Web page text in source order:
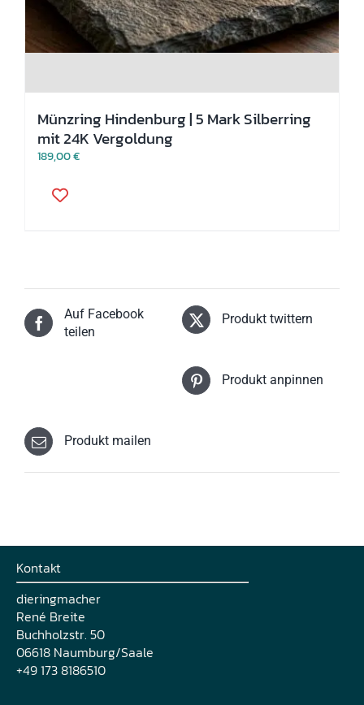
Münzring Hindenburg | 5 Mark Silberring
mit 24K Vergoldung
189,00€
Produkt
auf
der
Auf Facebook
teilen
Produkt twittern
Produkt anpinnen
Produkt mailen
Kontakt
dieringmacher
René Breite
Buchholzstr. 50
06618 Naumburg/Saale
+49 173 8186510